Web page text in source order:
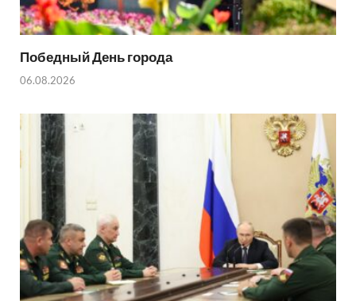
Победный День города
06.08.2026